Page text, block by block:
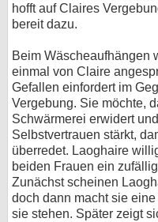
hofft auf Claires
bereit dazu.
Beim Wäscheaufhängen
einmal von Claire
Gefallen einfordert im
Vergebung. Sie möchte,
Schwärmerei erwidert
Selbstvertrauen stärkt,
überredet. Laoghaire
beiden Frauen ein
Zunächst scheinen
doch dann macht sie
sie stehen. Später zeigt